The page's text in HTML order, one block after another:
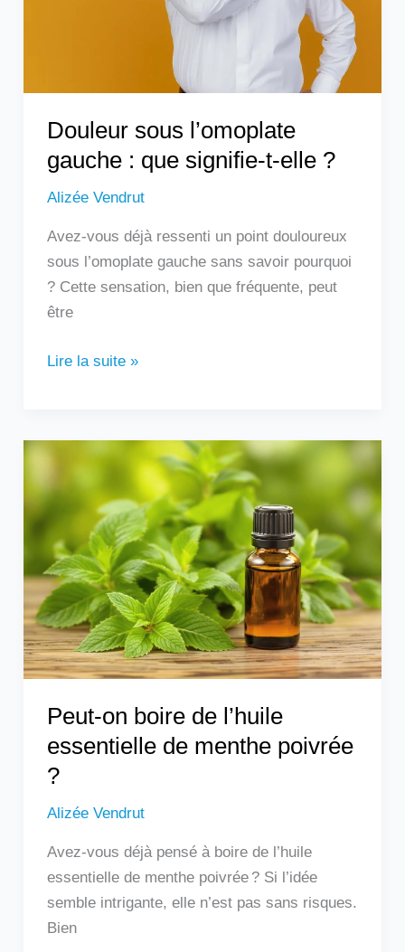
Douleur sous l’omoplate
gauche : que signifie-t-elle ?
Alizée Vendrut
Avez-vous déjà ressenti un point douloureux
sous l’omoplate gauche sans savoir pourquoi
? Cette sensation, bien que fréquente, peut
être
?
Lire la suite »
Peut-on boire de l’huile
essentielle de menthe poivrée
?
Alizée Vendrut
Avez-vous déjà pensé à boire de l’huile
essentielle de menthe poivrée ? Si l’idée
semble intrigante, elle n’est pas sans risques.
Bien
Peut-
boire
l’huile
essentielle
de
menthe
poivrée
?